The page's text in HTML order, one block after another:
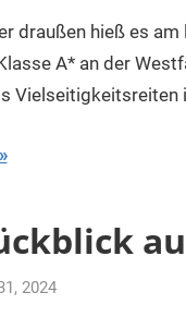
Kurk
draußen hieß es
A* an der
2024